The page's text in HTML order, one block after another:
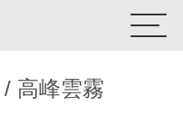
高峰雲霧